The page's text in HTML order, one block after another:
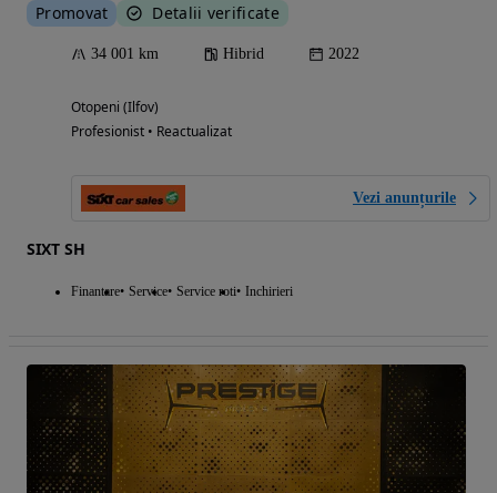
Promovat Detalii verificate
34 001 km Hibrid 2022
Otopeni (Ilfov)
Profesionist • Reactualizat
Vezi anunțurile
SIXT SH
Finantare Service Service roti Inchirieri